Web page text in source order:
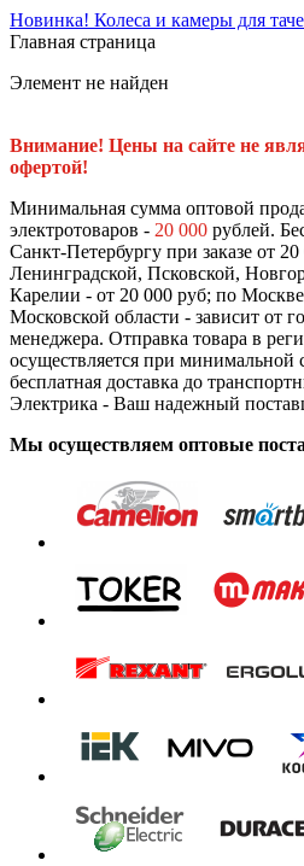
Новинка! Колеса и камеры для
Главная страница
Элемент не найден
Внимание! Цены на сайте не
офертой!
Минимальная сумма оптовой
электротоваров - 20 000 рублей.
Санкт-Петербургу при заказе от
Ленинградской, Псковской,
Карелии - от 20 000 руб; по
Московской области - зависит от
менеджера. Отправка товара в
осуществляется при минимальной
бесплатная доставка до
Электрика - Ваш надежный
Мы осуществляем оптовые